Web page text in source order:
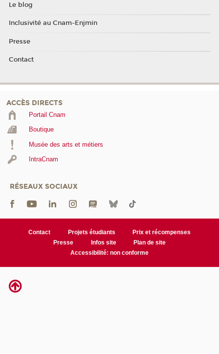
Le blog
Inclusivité au Cnam-Enjmin
Presse
Contact
ACCÈS DIRECTS
Portail Cnam
Boutique
Musée des arts et métiers
IntraCnam
RÉSEAUX SOCIAUX
Contact Projets étudiants
Prix et récompenses
Presse
Infos site
Plan de site
Accessibilité: non conforme